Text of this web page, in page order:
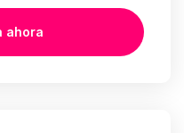
ahora